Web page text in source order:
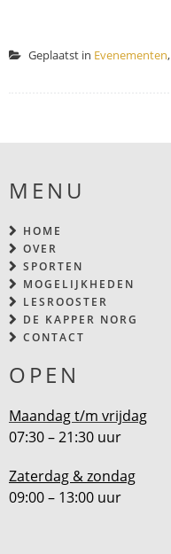
Geplaatst in Evenementen,
MENU
HOME
OVER
SPORTEN
MOGELIJKHEDEN
LESROOSTER
DE KAPPER NORG
CONTACT
OPEN
Maandag t/m vrijdag
07:30 – 21:30 uur
Zaterdag & zondag
09:00 – 13:00 uur